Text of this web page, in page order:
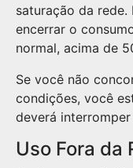
saturação da
encerrar o
normal, acima de
Se você não
condições, você
deverá
Uso Fora da